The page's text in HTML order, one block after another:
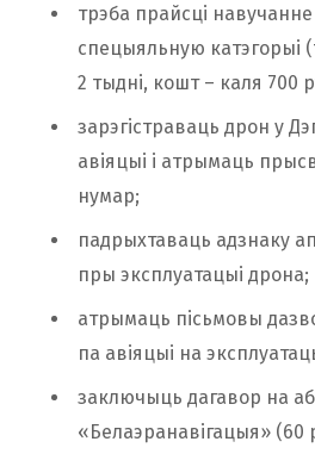
трэба прайсці
спецыяльную катэгорыі
2 тыдні, кошт – каля 700
зарэгістраваць дрон у
авіяцыі і атрымаць
нумар;
падрыхтаваць адзнаку
пры эксплуатацыі дрона;
атрымаць пісьмовы
па авіяцыі на
заключыць дагавор на
«Белаэранавігацыя» (60